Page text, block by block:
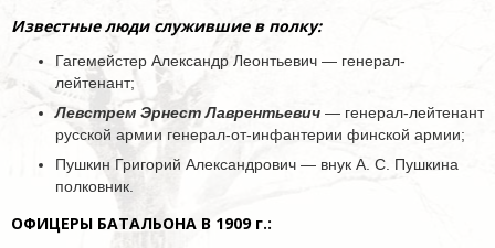
Известные люди служившие в полку:
Гагемейстер Александр Леонтьевич — генерал-
лейтенант;
Левстрем Эрнест Лаврентьевич — генерал-лейтенант
русской армии генерал-от-инфантерии финской армии;
Пушкин Григорий Александрович — внук А. С. Пушкина
полковник.
ОФИЦЕРЫ БАТАЛЬОНА В 1909 г.: